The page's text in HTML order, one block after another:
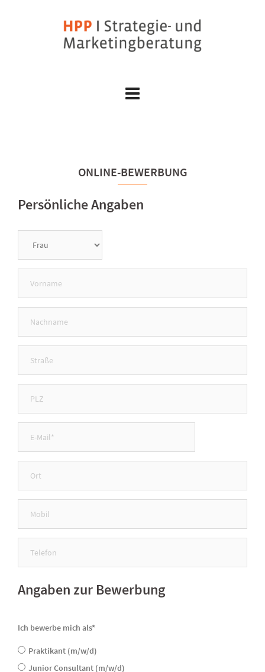
ONLINE-BEWERBUNG
Persönliche Angaben
Angaben zur Bewerbung
Ich bewerbe mich als*
Praktikant (m/w/d)
Junior Consultant (m/w/d)